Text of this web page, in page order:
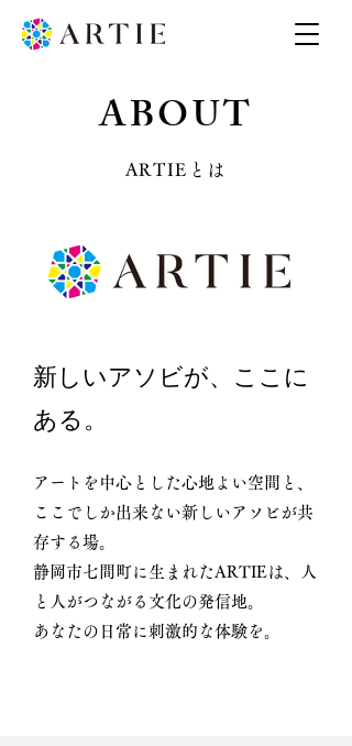
ABOUT
ARTIEとは
新しいアソビが、ここに
ある。
アートを中心とした心地よい空間と、
ここでしか出来ない新しいアソビが共
存する場。
静岡市七間町に生まれたARTIEは、人
と人がつながる文化の発信地。
あなたの日常に刺激的な体験を。